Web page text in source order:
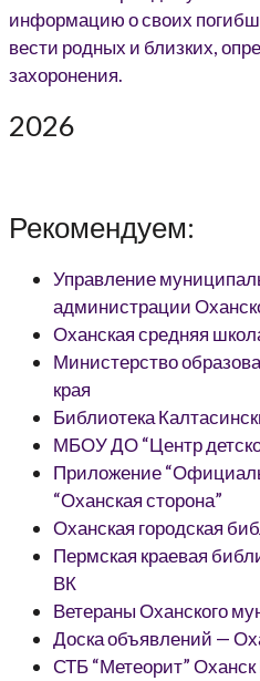
2026
Рекомендуем:
Управление
администрации
Оханская средняя
Министерство
края
Библиотека
МБОУ ДО “Центр
Приложение
“Оханская сторона”
Оханская городская
Пермская краевая
ВК
Ветераны Оханского
Доска объявлений —
СТБ “Метеорит”